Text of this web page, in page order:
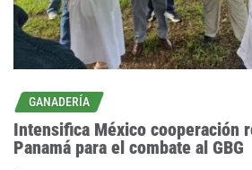
GANADERÍA
Intensifica México cooperación
Panamá para el combate al GBG